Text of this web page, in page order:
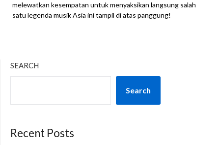
melewatkan kesempatan untuk menyaksikan langsung salah
satu legenda musik Asia ini tampil di atas panggung!
SEARCH
Search
Recent Posts